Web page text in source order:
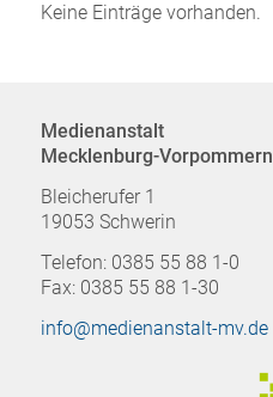
Keine Einträge vorhanden.
Medienanstalt
Mecklenburg-Vorpommern
Bleicherufer 1
19053 Schwerin
Telefon: 0385 55 88 1-0
Fax: 0385 55 88 1-30
info@medienanstalt-mv.de